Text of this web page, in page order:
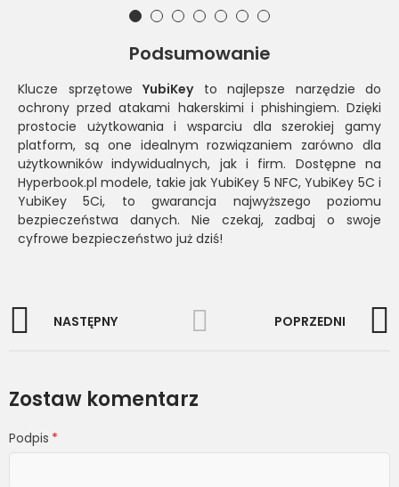
Podsumowanie
Klucze sprzętowe YubiKeyto najlepsze narzędzie do
ochrony przed atakami hakerskimi i phishingiem. Dzięki
prostocie użytkowania i wsparciu dla szerokiej gamy
platform, są one idealnym rozwiązaniem zarówno dla
użytkowników indywidualnych, jak i firm. Dostępne na
Hyperbook.pl modele, takie jak YubiKey 5 NFC, YubiKey 5C i
YubiKey 5Ci, to gwarancja najwyższego poziomu
bezpieczeństwa danych. Nie czekaj, zadbaj o swoje
cyfrowe bezpieczeństwo już dziś!
NASTĘPNY POPRZEDNI
Zostaw komentarz
Podpis